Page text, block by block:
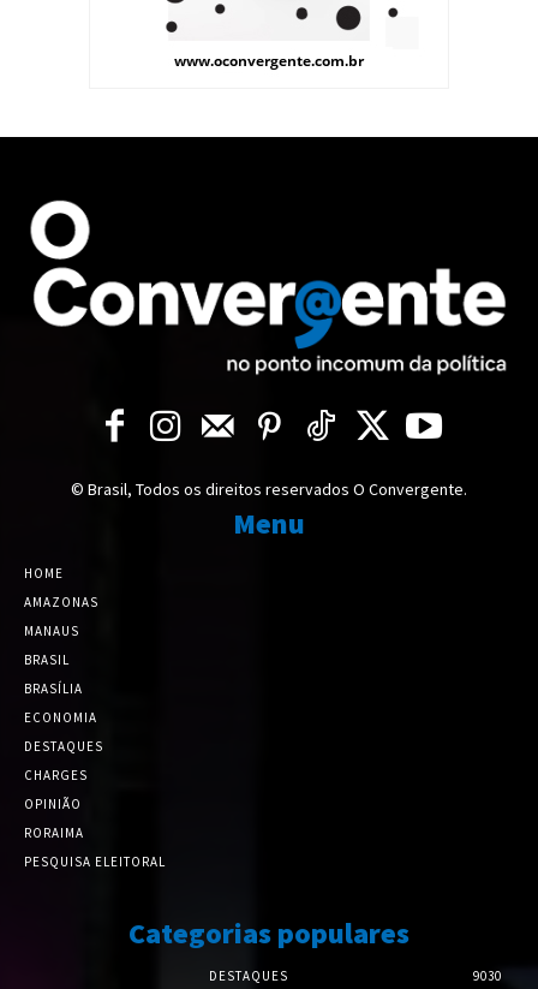
© Brasil, Todos os direitos reservados O Convergente.
Menu
HOME
AMAZONAS
MANAUS
BRASIL
BRASÍLIA
ECONOMIA
DESTAQUES
CHARGES
OPINIÃO
RORAIMA
PESQUISA ELEITORAL
Categorias populares
DESTAQUES 9030